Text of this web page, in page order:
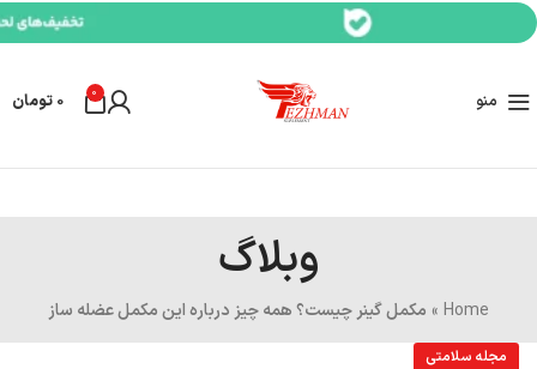
منو 0
0 تومان
وبلاگ
Home
» مکمل گینر چیست؟ همه چیز درباره این مکمل عضله ساز
مجله سلامتی